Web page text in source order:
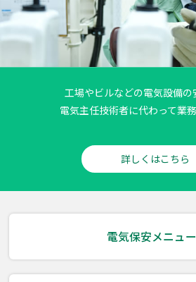
工場やビルなどの電気設備の
電気主任技術者に代わって業務
詳しくはこちら
電気保安メニュー